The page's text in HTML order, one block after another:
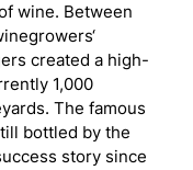
wine. Between
created a high-
1,000
The famous
bottled by the
story since